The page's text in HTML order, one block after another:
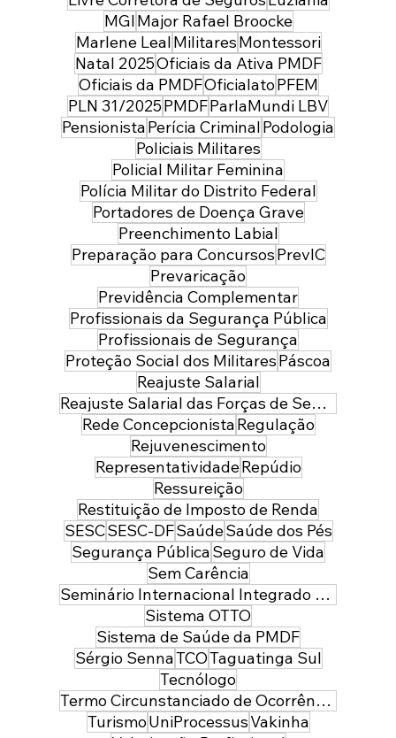
MGIMajor Rafael Broocke
Marlene LealMilitaresMontessori
Natal 2025Oficiais da Ativa PMDF
Oficiais da PMDFOficialatoPFEM
PLN 31/2025PMDFParlaMundi LBV
PensionistaPerícia CriminalPodologia
Policiais Militares
Policial Militar Feminina
Polícia Militar do Distrito Federal
Portadores de Doença Grave
Preenchimento Labial
Preparação para ConcursosPrevIC
Prevaricação
Previdência Complementar
Profissionais da Segurança Pública
Profissionais de Segurança
Proteção Social dos MilitaresPáscoa
Reajuste Salarial
Reajuste Salarial das Forças de Segurança do Distrito Federal
Rede ConcepcionistaRegulação
Rejuvenescimento
RepresentatividadeRepúdio
Ressureição
Restituição de Imposto de Renda
SESCSESC-DFSaúdeSaúde dos Pés
Segurança PúblicaSeguro de Vida
Sem Carência
Seminário Internacional Integrado de Segurança Pública e Defesa
Sistema OTTO
Sistema de Saúde da PMDF
Sérgio SennaTCOTaguatinga Sul
Tecnólogo
Termo Circunstanciado de Ocorrência
TurismoUniProcessusVakinha